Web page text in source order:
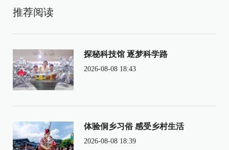
推荐阅读
探秘科技馆 逐梦科学路
2026-08-08 18:43
体验侗乡习俗 感受乡村生活
2026-08-08 18:39